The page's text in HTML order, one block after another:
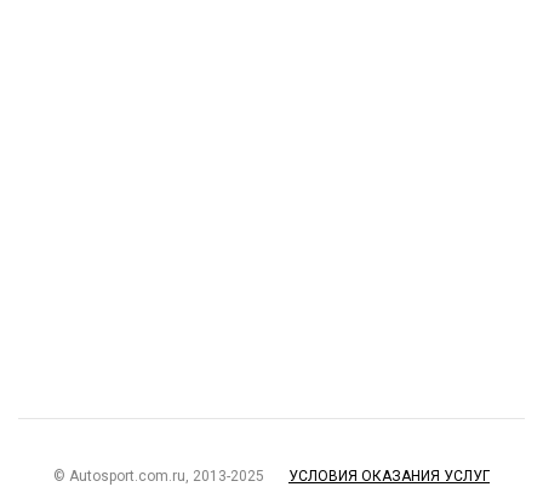
© Autosport.com.ru, 2013-2025 УСЛОВИЯ ОКАЗАНИЯ УСЛУГ